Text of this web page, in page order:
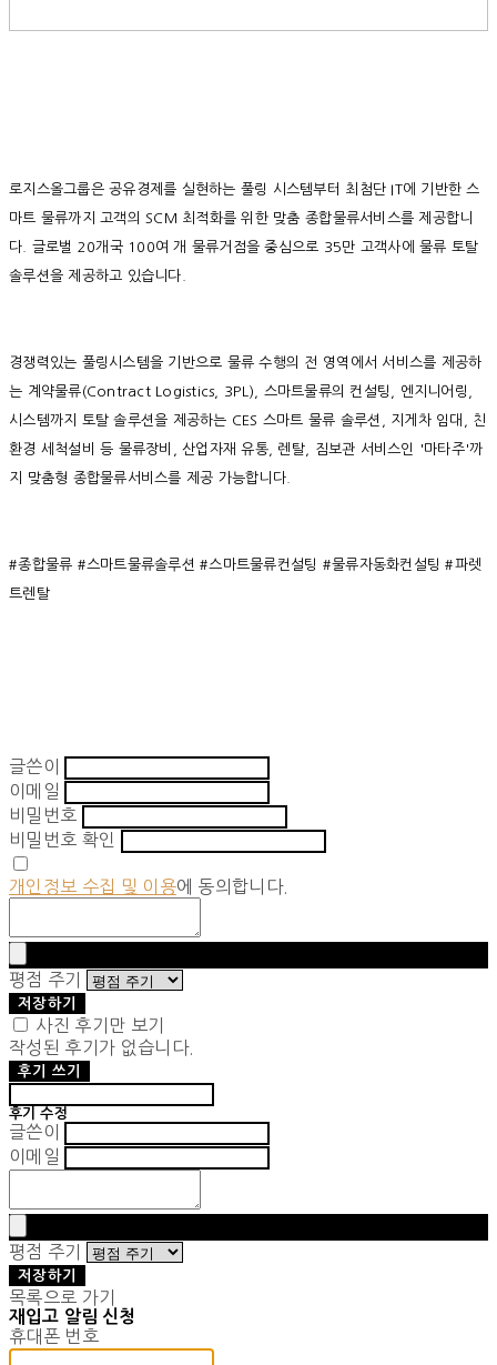
로지스올그룹은 공유경제를 실현하는 풀링 시스템부터 최첨단 IT에 기반한 스
마트 물류까지 고객의 SCM 최적화를 위한 맞춤 종합물류서비스를 제공합니
다. 글로벌 20개국 100여 개 물류거점을 중심으로 35만 고객사에 물류 토탈
솔루션을 제공하고 있습니다.
경쟁력있는 풀링시스템을 기반으로 물류 수행의 전 영역에서 서비스를 제공하
는 계약물류(Contract Logistics, 3PL), 스마트물류의 컨설팅, 엔지니어링,
시스템까지 토탈 솔루션을 제공하는 CES 스마트 물류 솔루션, 지게차 임대, 친
환경 세척설비 등 물류장비, 산업자재 유통, 렌탈, 짐보관 서비스인 '마타주'까
지 맞춤형 종합물류서비스를 제공 가능합니다.
#종합물류 #스마트물류솔루션 #스마트물류컨설팅 #물류자동화컨설팅 #파렛
트렌탈
글쓴이
이메일
비밀번호
비밀번호 확인
개인정보 수집 및 이용에 동의합니다.
평점 주기
저장하기
사진 후기만 보기
작성된 후기가 없습니다.
후기 쓰기
후기 수정
글쓴이
이메일
평점 주기
저장하기
목록으로 가기
재입고 알림 신청
휴대폰 번호